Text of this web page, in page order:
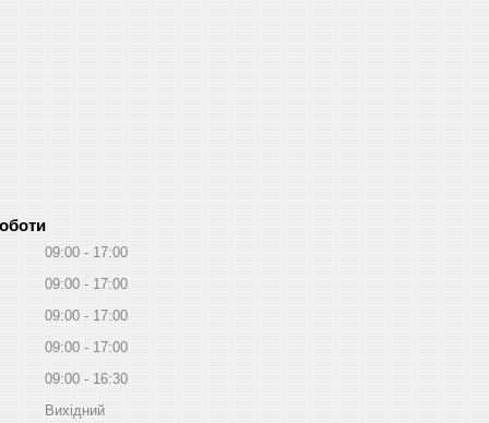
09:00
17:00
09:00
17:00
09:00
17:00
09:00
17:00
09:00
16:30
Вихідний